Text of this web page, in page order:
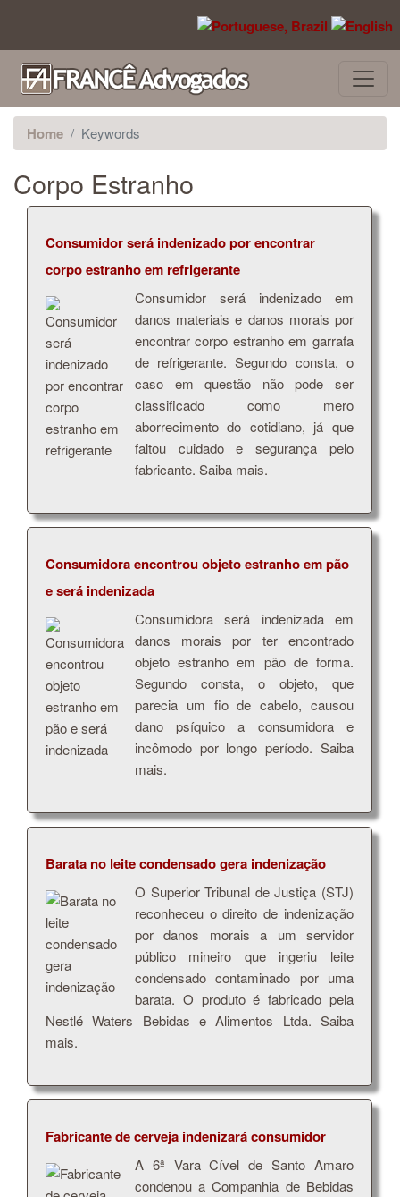
Home Keywords
Corpo Estranho
Consumidor será indenizado por encontrar
corpo estranho em refrigerante
Consumidor será indenizado em
danos materiais e danos morais por
encontrar corpo estranho em garrafa
de refrigerante. Segundo consta, o
caso em questão não pode ser
classificado como mero
aborrecimento do cotidiano, já que
faltou cuidado e segurança pelo
fabricante. Saiba mais.
Consumidora encontrou objeto estranho em pão
e será indenizada
Consumidora será indenizada em
danos morais por ter encontrado
objeto estranho em pão de forma.
Segundo consta, o objeto, que
parecia um fio de cabelo, causou
dano psíquico a consumidora e
incômodo por longo período. Saiba
mais.
Barata no leite condensado gera indenização
O Superior Tribunal de Justiça (STJ)
reconheceu o direito de indenização
por danos morais a um servidor
público mineiro que ingeriu leite
condensado contaminado por uma
barata. O produto é fabricado pela
Nestlé Waters Bebidas e Alimentos Ltda. Saiba
mais.
Fabricante de cerveja indenizará consumidor
A 6ª Vara Cível de Santo Amaro
condenou a Companhia de Bebidas